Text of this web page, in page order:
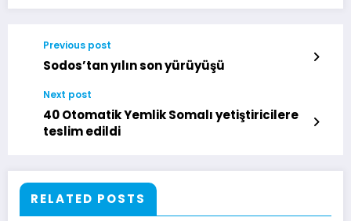
Previous post
Sodos’tan yılın son yürüyüşü
Next post
40 Otomatik Yemlik Somalı yetiştiricilere
teslim edildi
RELATED POSTS